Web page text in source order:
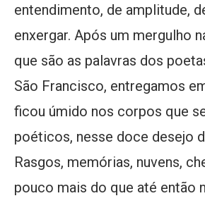
entendimento, de amplitude,
enxergar. Após um mergulho
que são as palavras dos
São Francisco, entregamos
ficou úmido nos corpos que
poéticos, nesse doce desejo
Rasgos, memórias, nuvens,
pouco mais do que até então